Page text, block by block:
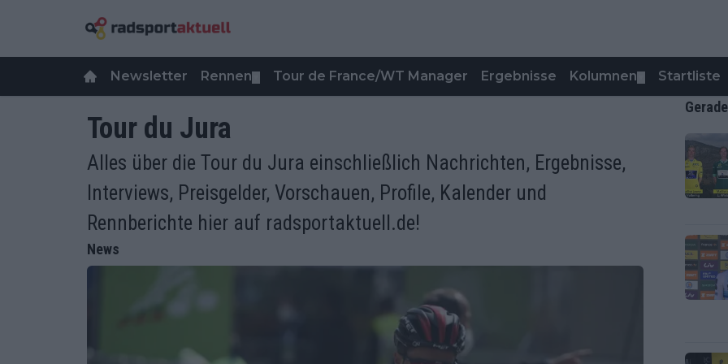
Newsletter Rennen Tour de France/WT Manager Ergebnisse Kolumnen Startliste
Tour du Jura
Alles über die Tour du Jura einschließlich Nachrichten, Ergebnisse,
Interviews, Preisgelder, Vorschauen, Profile, Kalender und
Rennberichte hier auf radsportaktuell.de!
News